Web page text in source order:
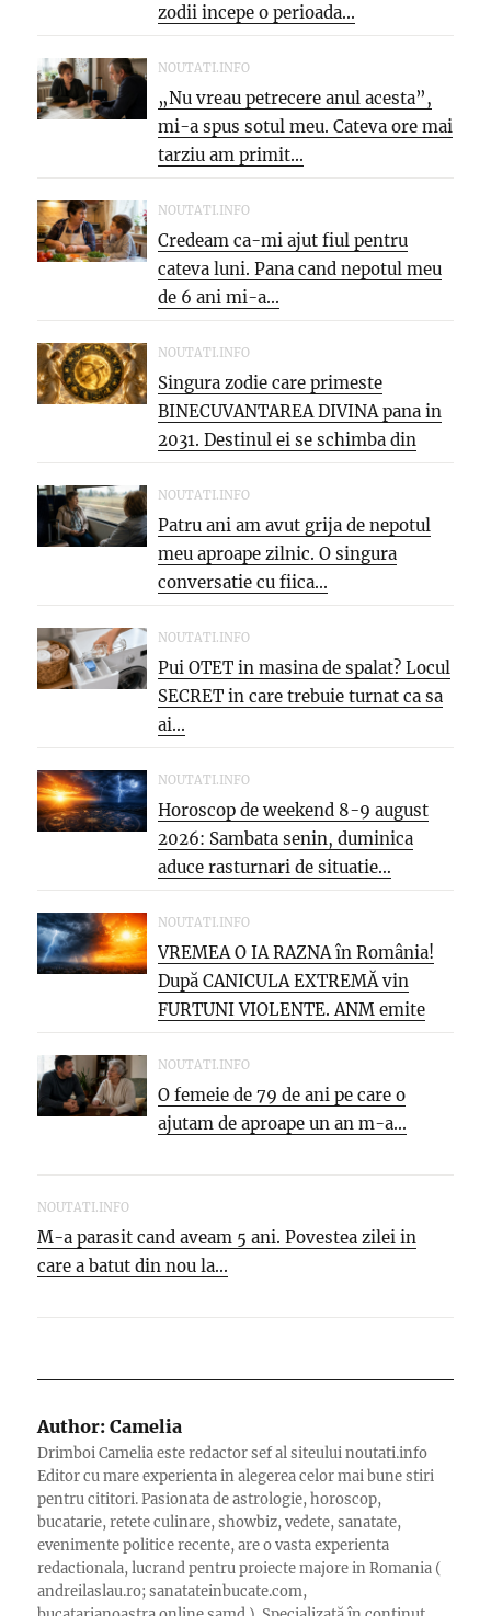
zodii incepe o perioada...
NOUTATI.INFO
„Nu vreau petrecere anul acesta”,
mi-a spus sotul meu. Cateva ore mai
tarziu am primit...
NOUTATI.INFO
Credeam ca-mi ajut fiul pentru
cateva luni. Pana cand nepotul meu
de 6 ani mi-a...
NOUTATI.INFO
Singura zodie care primeste
BINECUVANTAREA DIVINA pana in
2031. Destinul ei se schimba din
temelii,...
NOUTATI.INFO
Patru ani am avut grija de nepotul
meu aproape zilnic. O singura
conversatie cu fiica...
NOUTATI.INFO
Pui OTET in masina de spalat? Locul
SECRET in care trebuie turnat ca sa
ai...
NOUTATI.INFO
Horoscop de weekend 8-9 august
2026: Sambata senin, duminica
aduce rasturnari de situatie…
NOUTATI.INFO
VREMEA O IA RAZNA în România!
După CANICULA EXTREMĂ vin
FURTUNI VIOLENTE. ANM emite
NOI...
NOUTATI.INFO
O femeie de 79 de ani pe care o
ajutam de aproape un an m-a...
NOUTATI.INFO
M-a parasit cand aveam 5 ani. Povestea zilei in
care a batut din nou la...
Author: Camelia
Drimboi Camelia este redactor sef al siteului noutati.info
Editor cu mare experienta in alegerea celor mai bune stiri
pentru cititori. Pasionata de astrologie, horoscop,
bucatarie, retete culinare, showbiz, vedete, sanatate,
evenimente politice recente, are o vasta experienta
redactionala, lucrand pentru proiecte majore in Romania (
andreilaslau.ro; sanatateinbucate.com,